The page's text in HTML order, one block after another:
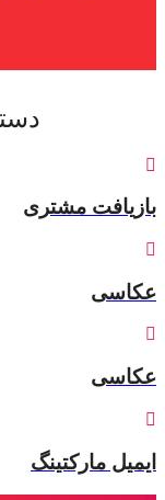
بازیافت مشتری
عکاسی
عکاسی
ایمیل مارکتینگ